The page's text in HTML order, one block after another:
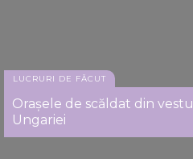
LUCRURI DE FĂCUT
Orașele de scăldat din vestul
Ungariei